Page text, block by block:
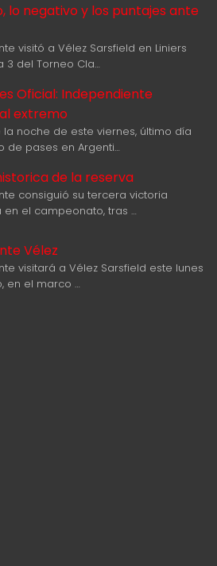
lo negativo y los puntajes ante
visitó a Vélez Sarsfield en Liniers
3 del Torneo Cla…
Oficial: Independiente
extremo
la noche de este viernes, último día
de pases en Argenti…
de la reserva
consiguió su tercera victoria
en el campeonato, tras …
Vélez
visitará a Vélez Sarsfield este lunes
en el marco …